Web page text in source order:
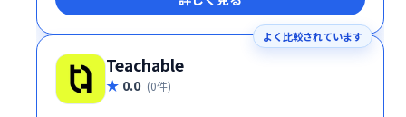
よく比較されています
Teachable
0.0 (0件)